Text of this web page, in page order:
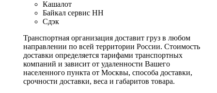
Кашалот
Байкал сервис НН
Сдэк
Транспортная организация доставит груз в любом
направлении по всей территории России. Стоимость
доставки определяется тарифами транспортных
компаний и зависит от удаленности Вашего
населенного пункта от Москвы, способа доставки,
срочности доставки, веса и габаритов товара.